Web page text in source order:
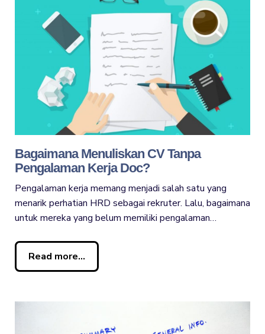
Bagaimana Menuliskan CV Tanpa
Pengalaman Kerja Doc?
Pengalaman kerja memang menjadi salah satu yang
menarik perhatian HRD sebagai rekruter. Lalu, bagaimana
untuk mereka yang belum memiliki pengalaman…
Read more...